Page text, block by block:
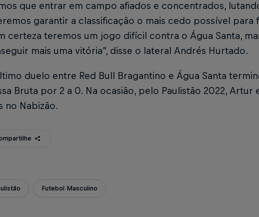
que entrar em campo afiados e concentrados,
garantir a classificação o mais cedo possível para
certeza teremos um jogo difícil contra o Água Santa,
mais uma vitória”, disse o lateral Andrés Hurtado.
duelo entre Red Bull Bragantino e Água Santa
Bruta por 2 a 0. Na ocasião, pelo Paulistão 2022, Artur
no Nabizão.
Futebol Masculino